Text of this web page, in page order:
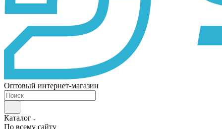
Оптовый интернет-магазин
Каталог
По всему сайту